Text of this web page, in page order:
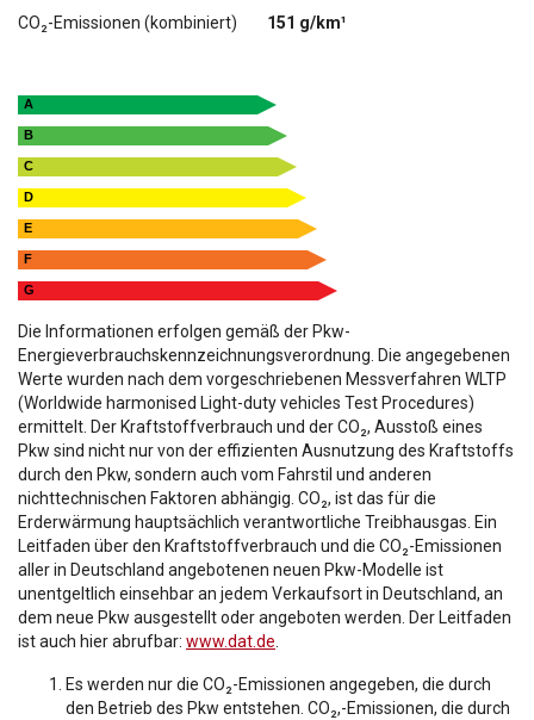
CO₂-Emissionen (kombiniert) 151 g/km¹
A
B
C
D
E
F
G
Die Informationen erfolgen gemäß der Pkw-
Energieverbrauchskennzeichnungsverordnung. Die angegebenen
Werte wurden nach dem vorgeschriebenen Messverfahren WLTP
(Worldwide harmonised Light-duty vehicles Test Procedures)
ermittelt. Der Kraftstoffverbrauch und der CO₂, Ausstoß eines
Pkw sind nicht nur von der effizienten Ausnutzung des Kraftstoffs
durch den Pkw, sondern auch vom Fahrstil und anderen
nichttechnischen Faktoren abhängig. CO₂, ist das für die
Erderwärmung hauptsächlich verantwortliche Treibhausgas. Ein
Leitfaden über den Kraftstoffverbrauch und die CO₂-Emissionen
aller in Deutschland angebotenen neuen Pkw-Modelle ist
unentgeltlich einsehbar an jedem Verkaufsort in Deutschland, an
dem neue Pkw ausgestellt oder angeboten werden. Der Leitfaden
ist auch hier abrufbar: www.dat.de.
Es werden nur die CO₂-Emissionen angegeben, die durch
den Betrieb des Pkw entstehen. CO₂,-Emissionen, die durch